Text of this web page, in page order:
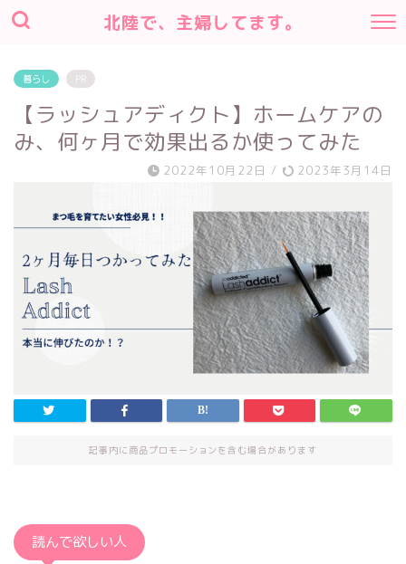
北陸で、主婦してます。
暮らし PR
【ラッシュアディクト】ホームケアの
み、何ヶ月で効果出るか使ってみた
2022年10月22日 / 2023年3月14日
記事内に商品プロモーションを含む場合があります
読んで欲しい人